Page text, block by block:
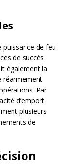
puissance de feu
de succès
également la
réarmement
Par
d’emport
plusieurs
de